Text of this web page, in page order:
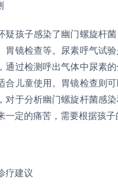
疑孩子感染了幽门螺旋杆
胃镜检查等。尿素呼气试
通过检测呼出气体中尿素
合儿童使用。胃镜检查则
对于分析幽门螺旋杆菌感
一定的痛苦，需要根据孩子
疗建议